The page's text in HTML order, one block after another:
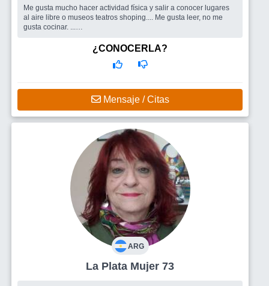
Me gusta mucho hacer actividad física y salir a conocer lugares
al aire libre o museos teatros shoping.... Me gusta leer, no me
gusta cocinar. ...
¿CONOCERLA?
Mensaje / Citas
ARG
La Plata Mujer 73